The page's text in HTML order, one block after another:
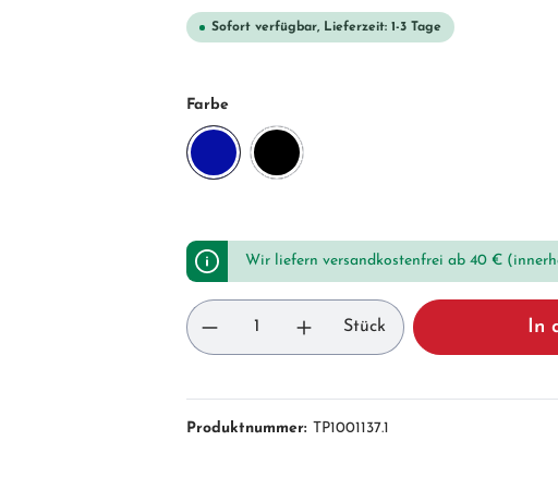
Sofort verfügbar, Lieferzeit: 1-3 Tage
Farbe
Wir liefern versandkostenfrei ab 40 €
Stück In
Produktnummer: TP1001137.1